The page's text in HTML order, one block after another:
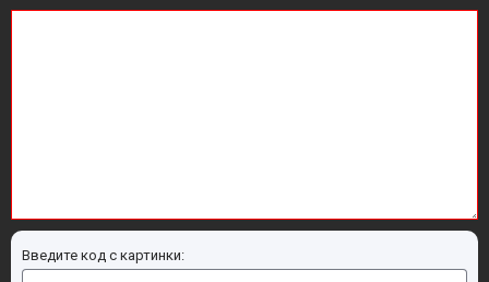
Введите код с картинки: